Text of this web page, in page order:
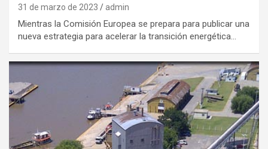
31 de marzo de 2023 admin
Mientras la Comisión Europea se prepara para publicar una
nueva estrategia para acelerar la transición energética…